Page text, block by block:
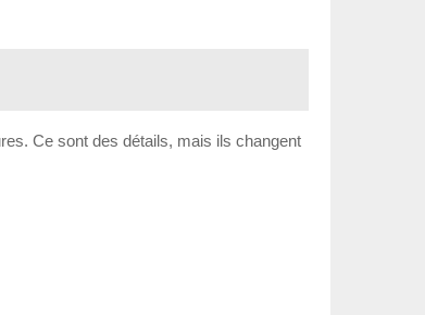
Ce sont des détails, mais ils changent